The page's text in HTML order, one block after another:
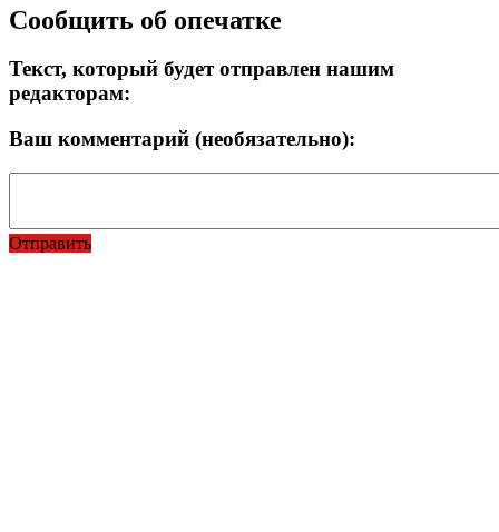
Сообщить об опечатке
Текст, который будет отправлен нашим
редакторам:
Ваш комментарий (необязательно):
Отправить